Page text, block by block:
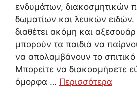
ενδυμάτων, διακοσμητικών
δωματίων και λευκών ειδών.
διαθέτει ακόμη και
μπορούν τα παιδιά να
να απολαμβάνουν το
Μπορείτε να διακοσμήσετε
όμορφα … Περισσότερα